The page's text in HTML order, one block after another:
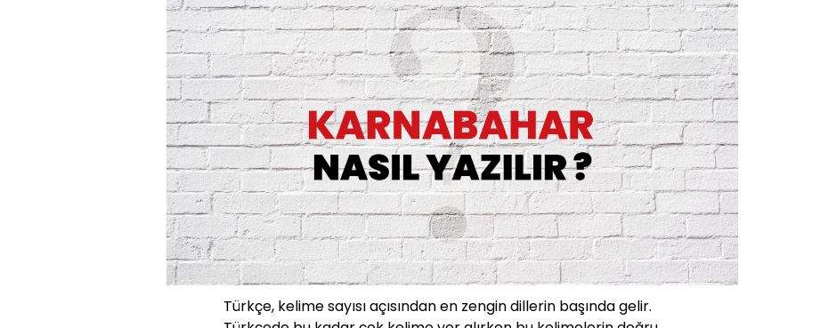
Türkçe, kelime sayısı açısından en zengin dillerin başında gelir.